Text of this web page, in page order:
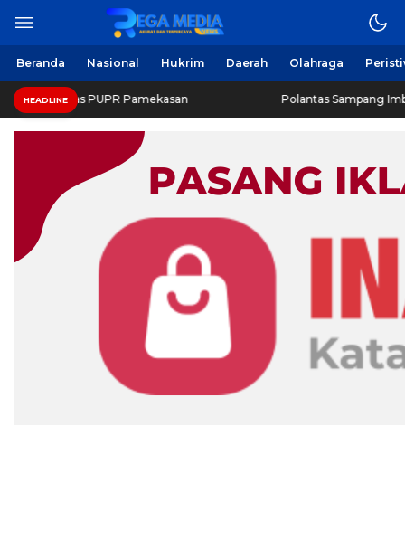
Beranda Nasional Hukrim Daerah Olahraga
HEADLINE
PUPR Pamekasan Polantas Sampang Imbau Latihan